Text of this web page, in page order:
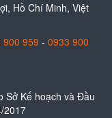
Hồ Chí Minh, Việt
900 959 - 0933 900
Sở Kế hoạch và Đầu
2017